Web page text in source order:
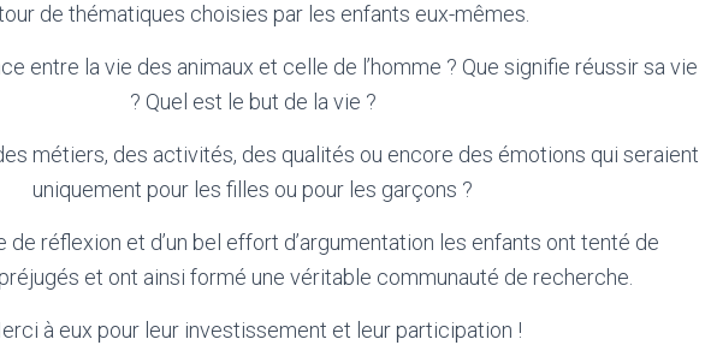
de thématiques choisies par les enfants eux-mêmes.
entre la vie des animaux et celle de l’homme ? Que signifie réussir sa vie
? Quel est le but de la vie ?
métiers, des activités, des qualités ou encore des émotions qui seraient
uniquement pour les filles ou pour les garçons ?
de réflexion et d’un bel effort d’argumentation les enfants ont tenté de
et ont ainsi formé une véritable communauté de recherche.
à eux pour leur investissement et leur participation !